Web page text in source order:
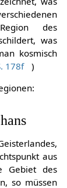
des
was
kosmisch
178f
)
aus
Gebiet des
so müssen